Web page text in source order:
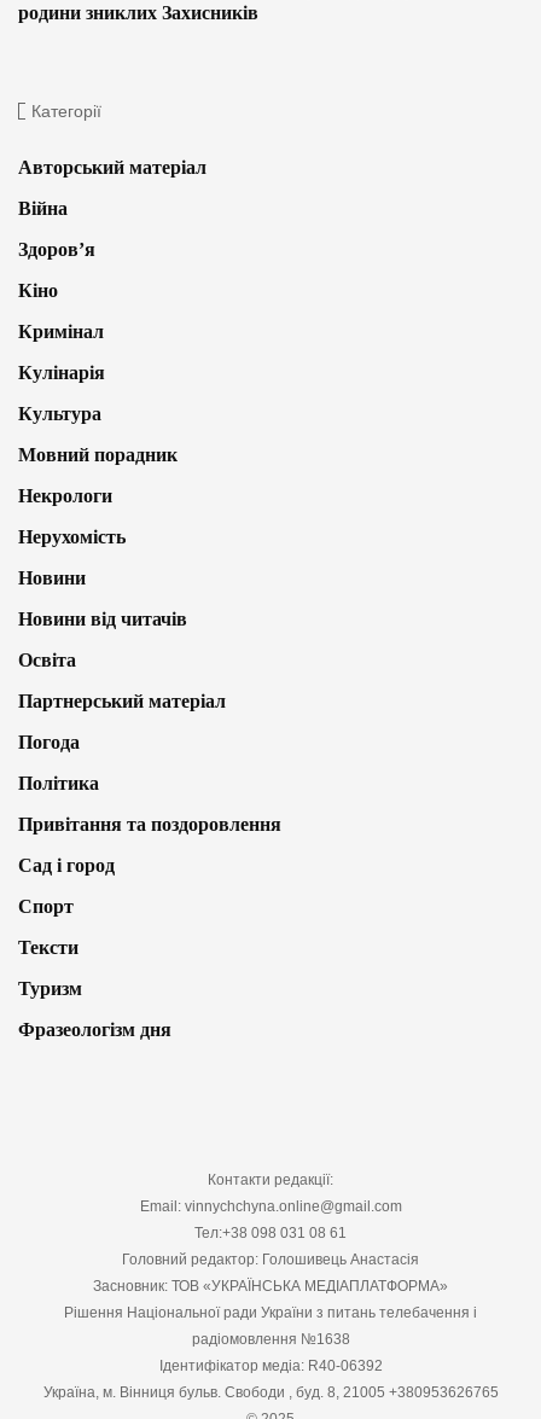
родини зниклих Захисників
Категорії
Авторський матеріал
Війна
Здоров’я
Кіно
Кримінал
Кулінарія
Культура
Мовний порадник
Некрологи
Нерухомість
Новини
Новини від читачів
Освіта
Партнерський матеріал
Погода
Політика
Привітання та поздоровлення
Сад і город
Спорт
Тексти
Туризм
Фразеологізм дня
Контакти редакції:
Email: vinnychchyna.online@gmail.com
Тел:+38 098 031 08 61
Головний редактор: Голошивець Анастасія
Засновник: ТОВ «УКРАЇНСЬКА МЕДІАПЛАТФОРМА»
Рішення Національної ради України з питань телебачення і
радіомовлення №1638
Ідентифікатор медіа: R40-06392
Україна, м. Вінниця бульв. Свободи , буд. 8, 21005 +380953626765